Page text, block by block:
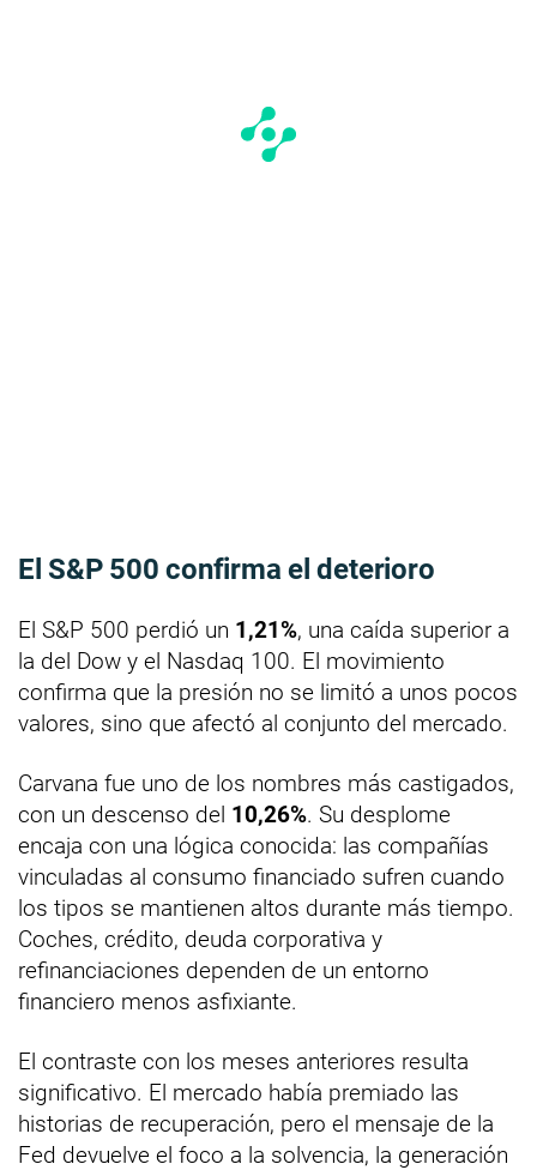
El S&P 500 confirma el deterioro
El S&P 500 perdió un 1,21%, una caída superior a
la del Dow y el Nasdaq 100. El movimiento
confirma que la presión no se limitó a unos pocos
valores, sino que afectó al conjunto del mercado.
Carvana fue uno de los nombres más castigados,
con un descenso del 10,26%. Su desplome
encaja con una lógica conocida: las compañías
vinculadas al consumo financiado sufren cuando
los tipos se mantienen altos durante más tiempo.
Coches, crédito, deuda corporativa y
refinanciaciones dependen de un entorno
financiero menos asfixiante.
El contraste con los meses anteriores resulta
significativo. El mercado había premiado las
historias de recuperación, pero el mensaje de la
Fed devuelve el foco a la solvencia, la generación